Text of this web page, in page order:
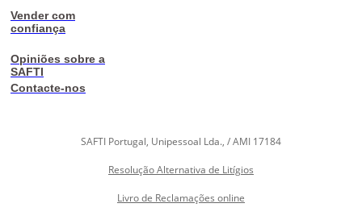
Vender com
confiança
Opiniões sobre a
SAFTI
Contacte-nos
SAFTI Portugal, Unipessoal Lda., / AMI 17184
Resolução Alternativa de Litígios
Livro de Reclamações online